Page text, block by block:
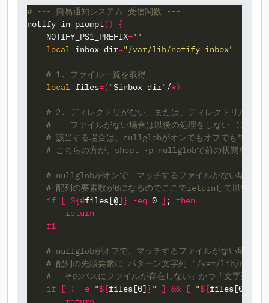
# --- 簡易通知システム 受信関数 ---
notify_in_prompt()
{
NOTIFY_PS1_PREFIX=''
local inbox_dir="/var/lib/notify_inbox"
# 1. ファイル一覧を取得
local files=("$inbox_dir" /*)
# 2. ディレクトリがない、または、ディレクトリがあっ
#    ファイルがない場合は以後の処理をしない (このこ
# 該当する場合は、nullglobがオンでもオフでも早期リ
# こちらの方が、shopt -p nullglobで前の状態を保存
# nullglobがオンで、マッチするファイルがない場合、
# 配列の要素数が0になるのでここでreturnして以後の処
if
[ ${#files[@]} -eq 0 ] ; then
        return
    fi
# nullglobがオフで、マッチするファイルがない場合、
# 配列の先頭要素に パターン文字列 "/var/lib/
# 「そのパスにファイルが存在しない」かつ「文字列が
if
[ ! -e "${files[0]}" ] && [ "${files[0]